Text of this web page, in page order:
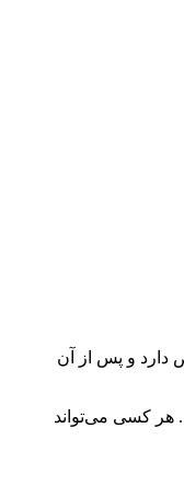
دارد و پس از آن
هر کسی می‌تواند